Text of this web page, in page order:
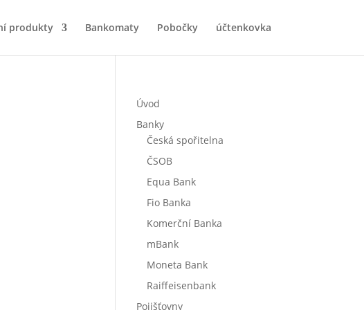
produkty Bankomaty Pobočky účtenkovka
Úvod
Banky
Česká spořitelna
ČSOB
Equa Bank
Fio Banka
Komerční Banka
mBank
Moneta Bank
Raiffeisenbank
Pojišťovny